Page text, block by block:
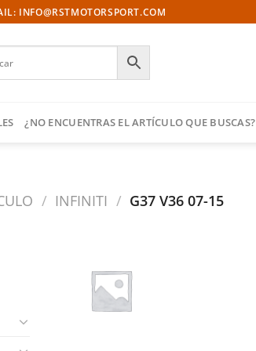
INFO@RSTMOTORSPORT.COM
¿NO ENCUENTRAS EL ARTÍCULO QUE BUSCAS?
/ INFINITI / G37 V36 07-15